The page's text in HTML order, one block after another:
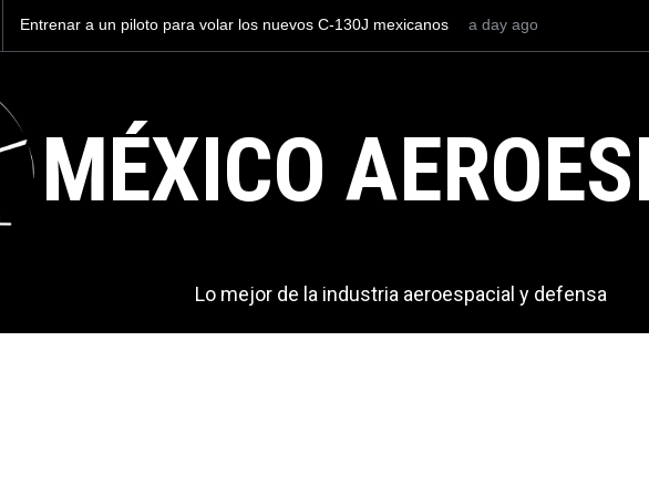
Entrenar a un piloto para volar los nuevos C-130J mexicanos
Con 35,900 pasajeros el
más viajeros
AICM.
a day ago
MÉXICO
Lo mejor de la industria aeroespacial y defensa